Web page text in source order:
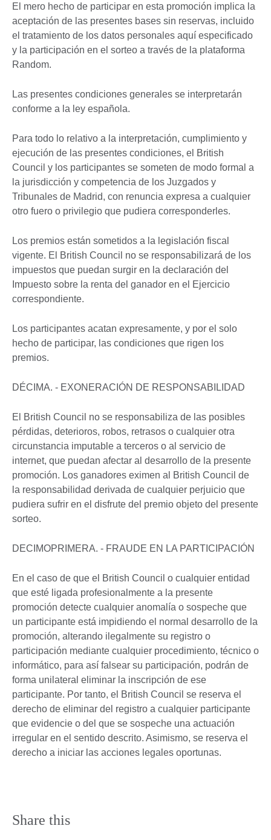
El mero hecho de participar en esta promoción implica la
aceptación de las presentes bases sin reservas, incluido
el tratamiento de los datos personales aquí especificado
y la participación en el sorteo a través de la plataforma
Random.
Las presentes condiciones generales se interpretarán
conforme a la ley española.
Para todo lo relativo a la interpretación, cumplimiento y
ejecución de las presentes condiciones, el British
Council y los participantes se someten de modo formal a
la jurisdicción y competencia de los Juzgados y
Tribunales de Madrid, con renuncia expresa a cualquier
otro fuero o privilegio que pudiera corresponderles.
Los premios están sometidos a la legislación fiscal
vigente. El British Council no se responsabilizará de los
impuestos que puedan surgir en la declaración del
Impuesto sobre la renta del ganador en el Ejercicio
correspondiente.
Los participantes acatan expresamente, y por el solo
hecho de participar, las condiciones que rigen los
premios.
DÉCIMA. - EXONERACIÓN DE RESPONSABILIDAD
El British Council no se responsabiliza de las posibles
pérdidas, deterioros, robos, retrasos o cualquier otra
circunstancia imputable a terceros o al servicio de
internet, que puedan afectar al desarrollo de la presente
promoción. Los ganadores eximen al British Council de
la responsabilidad derivada de cualquier perjuicio que
pudiera sufrir en el disfrute del premio objeto del presente
sorteo.
DECIMOPRIMERA. - FRAUDE EN LA PARTICIPACIÓN
En el caso de que el British Council o cualquier entidad
que esté ligada profesionalmente a la presente
promoción detecte cualquier anomalía o sospeche que
un participante está impidiendo el normal desarrollo de la
promoción, alterando ilegalmente su registro o
participación mediante cualquier procedimiento, técnico o
informático, para así falsear su participación, podrán de
forma unilateral eliminar la inscripción de ese
participante. Por tanto, el British Council se reserva el
derecho de eliminar del registro a cualquier participante
que evidencie o del que se sospeche una actuación
irregular en el sentido descrito. Asimismo, se reserva el
derecho a iniciar las acciones legales oportunas.
Share this